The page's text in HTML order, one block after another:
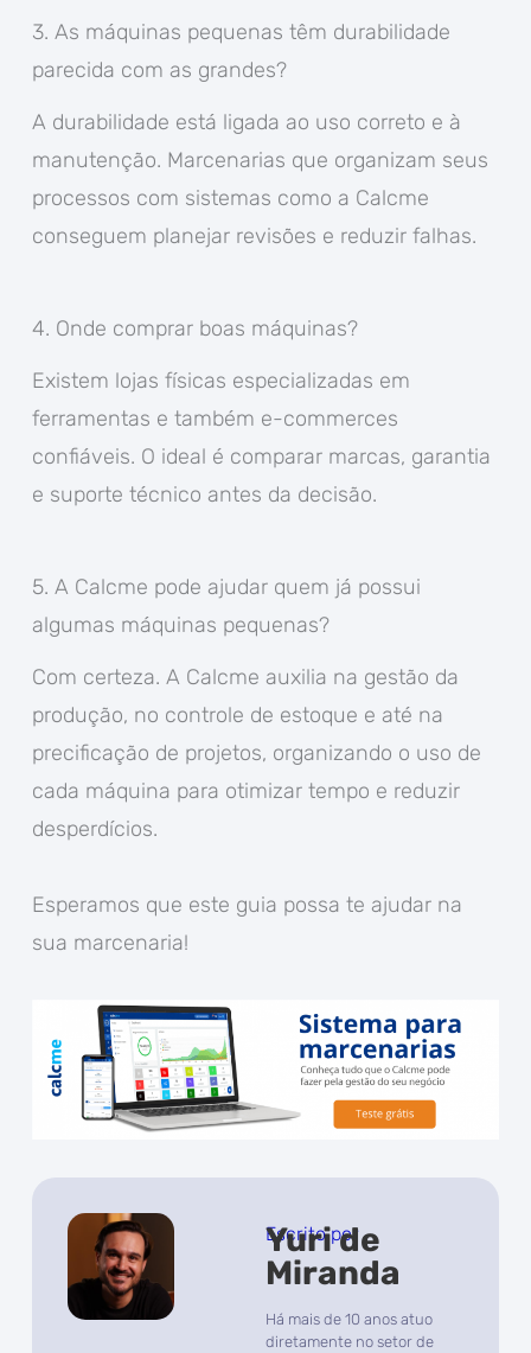
3. As máquinas pequenas têm durabilidade
parecida com as grandes?
A durabilidade está ligada ao uso correto e à
manutenção. Marcenarias que organizam seus
processos com sistemas como a Calcme
conseguem planejar revisões e reduzir falhas.
4. Onde comprar boas máquinas?
Existem lojas físicas especializadas em
ferramentas e também e-commerces
confiáveis. O ideal é comparar marcas, garantia
e suporte técnico antes da decisão.
5. A Calcme pode ajudar quem já possui
algumas máquinas pequenas?
Com certeza. A Calcme auxilia na gestão da
produção, no controle de estoque e até na
precificação de projetos, organizando o uso de
cada máquina para otimizar tempo e reduzir
desperdícios.
Esperamos que este guia possa te ajudar na
sua marcenaria!
Escrito por
Yuri de
Miranda
Há mais de 10 anos atuo
diretamente no setor de